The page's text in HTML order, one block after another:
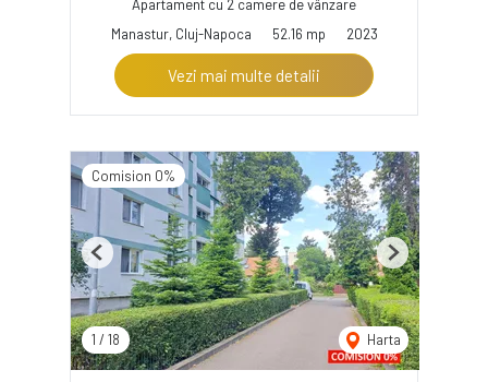
Apartament cu 2 camere de vânzare
Manastur, Cluj-Napoca
52.16 mp 2023
Vezi mai multe detalii
Comision 0%
1 / 18 Harta
Previous Next